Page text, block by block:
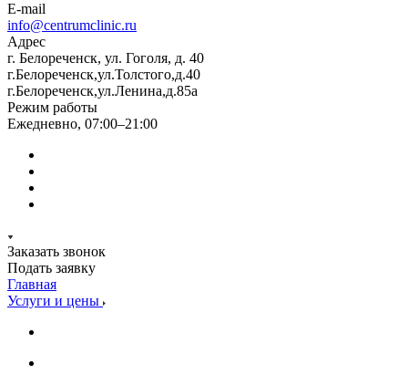
E-mail
info@centrumclinic.ru
Адрес
г. Белореченск, ул. Гоголя, д. 40
г.Белореченск,ул.Толстого,д.40
г.Белореченск,ул.Ленина,д.85а
Режим работы
Ежедневно, 07:00–21:00
Заказать звонок
Подать заявку
Главная
Услуги и цены